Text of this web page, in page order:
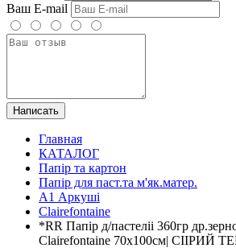
Ваш E-mail
Написать
Главная
КАТАЛОГ
Папір та картон
Папір для паст.та м'як.матер.
А1 Аркуші
Clairefontaine
*RR Папір д/пастеліі 360гр
Clairefontaine 70х100см| СІІРИЙ